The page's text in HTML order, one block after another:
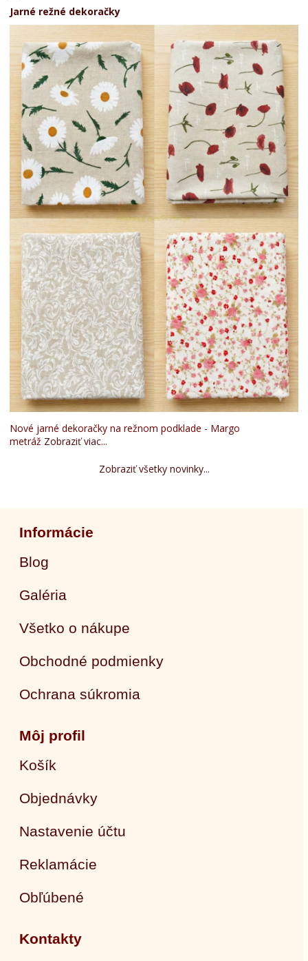
Jarné režné dekoračky
Nové jarné dekoračky na režnom podklade - Margo
metráž Zobraziť viac...
Zobraziť všetky novinky...
Informácie
Blog
Galéria
Všetko o nákupe
Obchodné podmienky
Ochrana súkromia
Môj profil
Košík
Objednávky
Nastavenie účtu
Reklamácie
Obľúbené
Kontakty